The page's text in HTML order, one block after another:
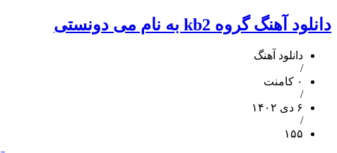
دانلود آهنگ گروه kb2 به نام می دونستی
دانلود آهنگ
/
۰ کامنت
/
۶ دی ۱۴۰۲
/
۱۵۵